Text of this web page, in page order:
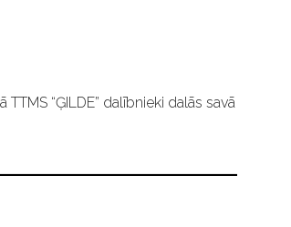
“ĢILDE” dalībnieki dalās savā